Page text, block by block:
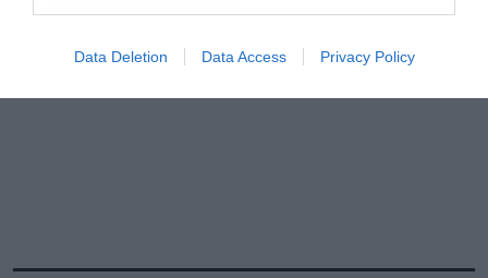
Data Deletion Data Access Privacy Policy